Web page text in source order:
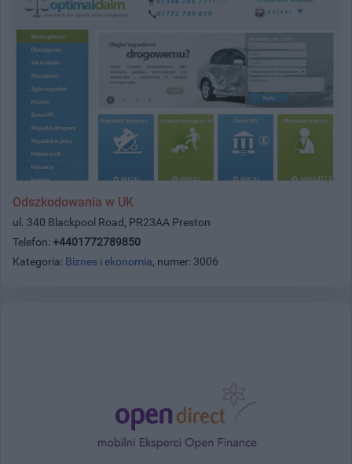
Odszkodowania w UK
ul. 340 Blackpool Road, PR23AA Preston
Telefon: +4401772789850
Kategoria: Biznes i ekonomia, numer: 3006